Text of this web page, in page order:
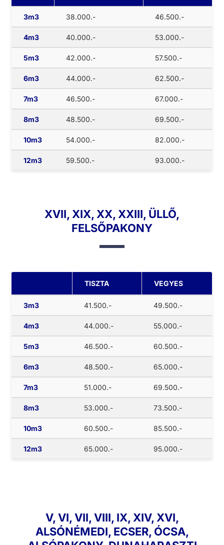
3m3 38.000.- 46.500.-
4m3 40.000.- 53.000.-
5m3 42.000.- 57.500.-
6m3 44.000.- 62.500.-
7m3 46.500.- 67.000.-
8m3 48.500.- 69.500.-
10m3 54.000.- 82.000.-
12m3 59.500.- 93.000.-
XVII, XIX, XX, XXIII, ÜLLŐ,
FELSŐPAKONY
TISZTA VEGYES
3m3 41.500.- 49.500.-
4m3 44.000.- 55.000.-
5m3 46.500.- 60.500.-
6m3 48.500.- 65.000.-
7m3 51.000.- 69.500.-
8m3 53.000.- 73.500.-
10m3 60.500.- 85.500.-
12m3 65.000.- 95.000.-
V, VI, VII, VIII, IX, XIV, XVI,
ALSÓNÉMEDI, ECSER, ÓCSA,